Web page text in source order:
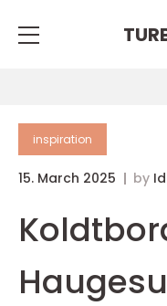
inspiration
15. March 2025 by